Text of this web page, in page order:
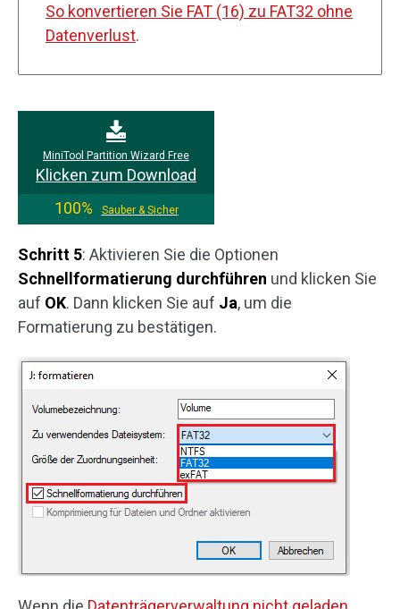
So konvertieren Sie FAT (16) zu FAT32 ohne
Datenverlust.
MiniTool Partition Wizard Free
Klicken zum Download
100%
Sauber & Sicher
Schritt 5: Aktivieren Sie die Optionen
Schnellformatierung durchführen und klicken Sie
auf OK. Dann klicken Sie auf Ja, um die
Formatierung zu bestätigen.